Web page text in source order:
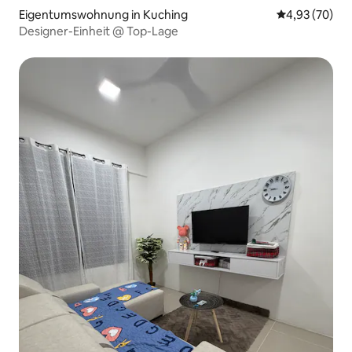
Eigentumswohnung in Kuching
4,93 (70)
Designer-Einheit @ Top-Lage